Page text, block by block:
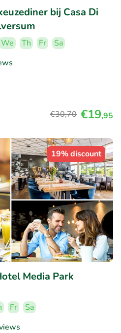
bij Casa Di
We Th Fr
Sa
€30,70 €19,95
19% discount
Media Park
Fr
Sa